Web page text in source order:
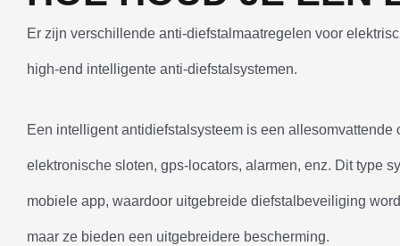
Er zijn verschillende anti-diefstalmaatregelen voor
high-end intelligente anti-diefstalsystemen.
Een intelligent antidiefstalsysteem is een
elektronische sloten, gps-locators, alarmen, enz. Dit type
mobiele app, waardoor uitgebreide diefstalbeveiliging
maar ze bieden een uitgebreidere bescherming.